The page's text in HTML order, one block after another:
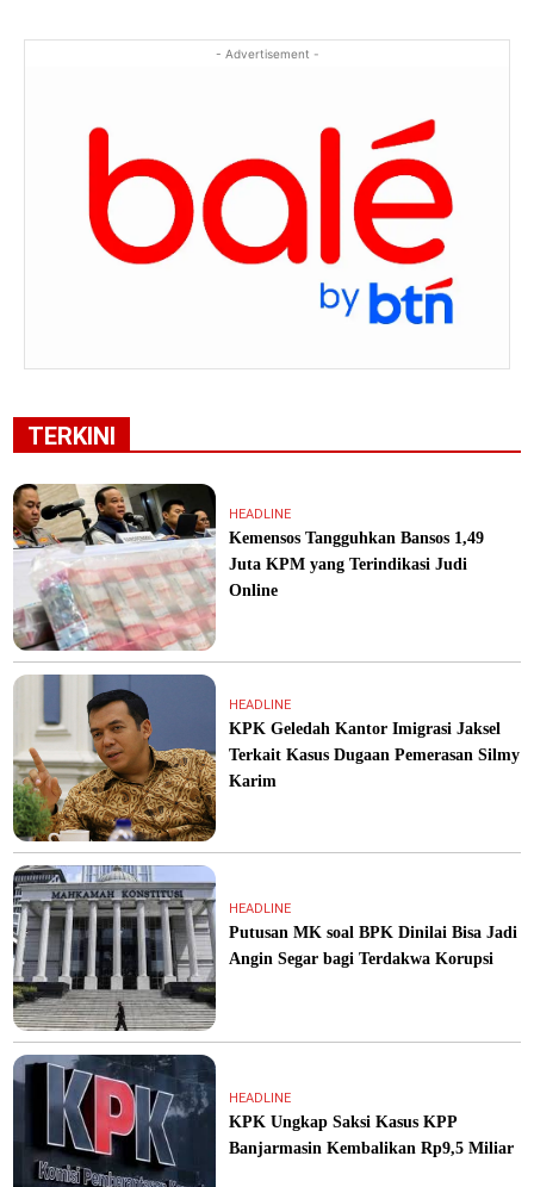
- Advertisement -
TERKINI
HEADLINE
Kemensos Tangguhkan Bansos 1,49
Juta KPM yang Terindikasi Judi
Online
HEADLINE
KPK Geledah Kantor Imigrasi Jaksel
Terkait Kasus Dugaan Pemerasan Silmy
Karim
HEADLINE
Putusan MK soal BPK Dinilai Bisa Jadi
Angin Segar bagi Terdakwa Korupsi
HEADLINE
KPK Ungkap Saksi Kasus KPP
Banjarmasin Kembalikan Rp9,5 Miliar